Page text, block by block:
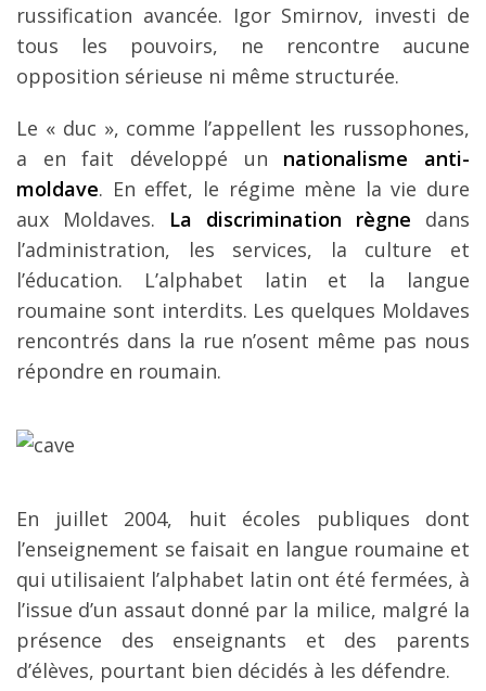
russification avancée. Igor Smirnov, investi de
tous les pouvoirs, ne rencontre aucune
opposition sérieuse ni même structurée.
Le « duc », comme l’appellent les russophones,
a en fait développé un nationalisme anti-
moldave. En effet, le régime mène la vie dure
aux Moldaves. La discrimination règne dans
l’administration, les services, la culture et
l’éducation. L’alphabet latin et la langue
roumaine sont interdits. Les quelques Moldaves
rencontrés dans la rue n’osent même pas nous
répondre en roumain.
En juillet 2004, huit écoles publiques dont
l’enseignement se faisait en langue roumaine et
qui utilisaient l’alphabet latin ont été fermées, à
l’issue d’un assaut donné par la milice, malgré la
présence des enseignants et des parents
d’élèves, pourtant bien décidés à les défendre.